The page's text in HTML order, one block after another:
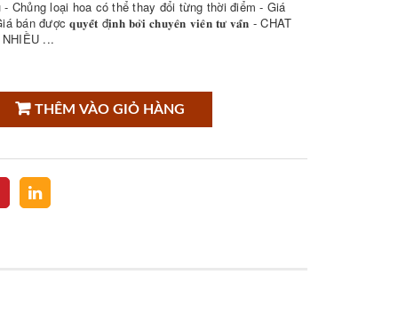
Chủng loại hoa có thể thay đổi từng thời điểm - Giá
được 𝐪𝐮𝐲𝐞̂́𝐭 đ𝐢̣𝐧𝐡 𝐛𝐨̛̉𝐢 𝐜𝐡𝐮𝐲𝐞̂𝐧 𝐯𝐢𝐞̂𝐧 𝐭𝐮̛ 𝐯𝐚̂́𝐧 - CHAT
...
THÊM VÀO GIỎ HÀNG